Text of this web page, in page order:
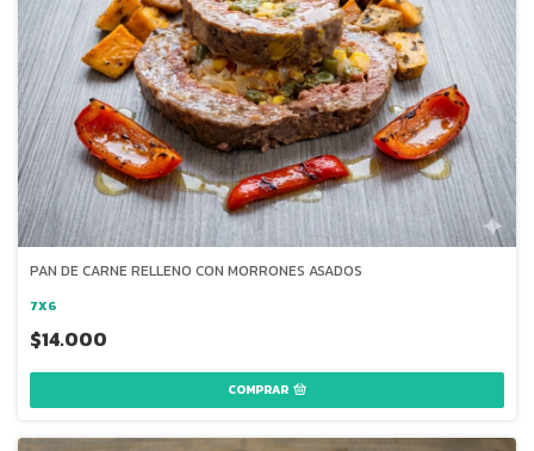
PAN DE CARNE RELLENO CON MORRONES ASADOS
7X6
$14.000
COMPRAR